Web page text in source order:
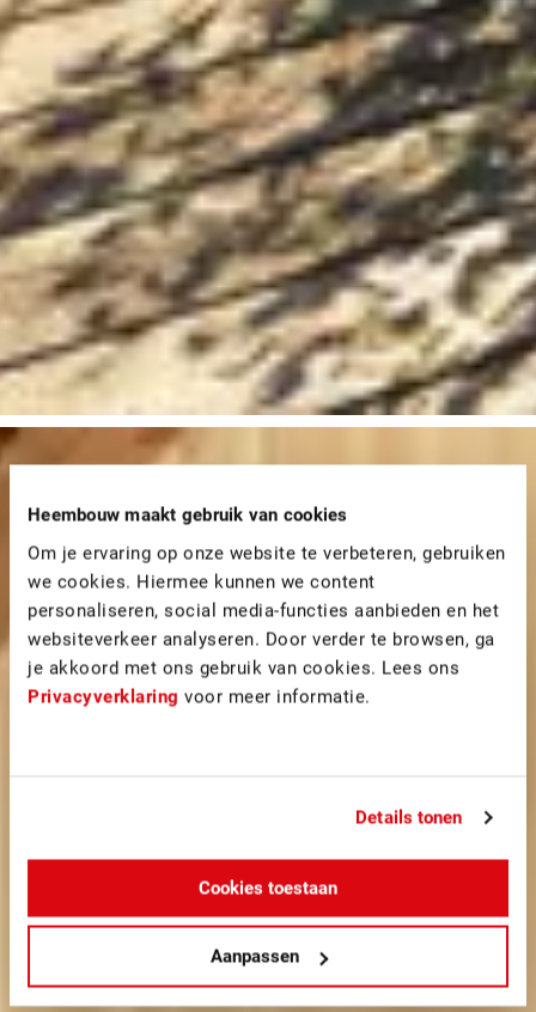
Heembouw maakt gebruik van cookies
Om je ervaring op onze website te verbeteren, gebruiken
we cookies. Hiermee kunnen we content
personaliseren, social media-functies aanbieden en het
websiteverkeer analyseren. Door verder te browsen, ga
je akkoord met ons gebruik van cookies. Lees ons
Privacyverklaring voor meer informatie.
Details tonen
Cookies toestaan
Aanpassen